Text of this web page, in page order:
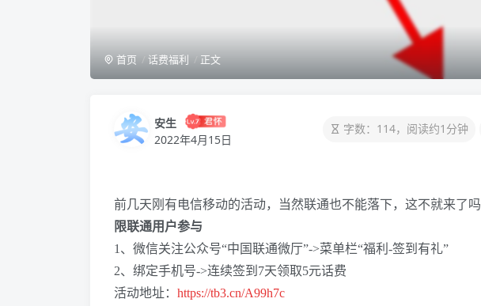
首页 话费福利 正文
安生
2022年4月15日
字数：114，阅读约1分钟
前几天刚有电信移动的活动，当然联通也不能落下，这不就来了吗
限联通用户参与
1、微信关注公众号“中国联通微厅”->菜单栏“福利-签到有礼”
2、绑定手机号->连续签到7天领取5元话费
活动地址： https://tb3.cn/A99h7c